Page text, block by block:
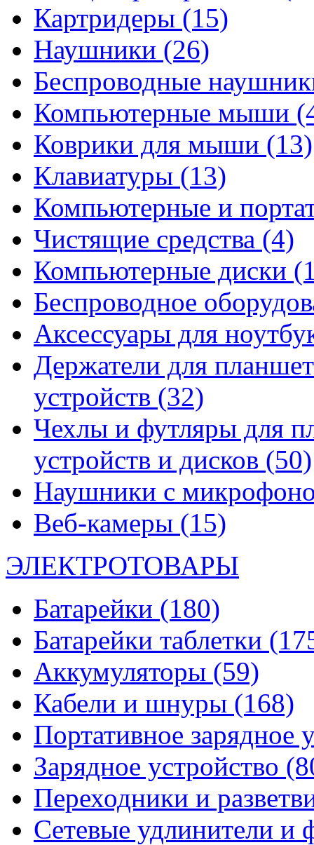
Картридеры (15)
Наушники (26)
Беспроводные
Компьютерные мыши
Коврики для мыши (13)
Клавиатуры (13)
Компьютерные и
Чистящие средства (4)
Компьютерные диски
Беспроводное
Аксессуары для
Держатели для
устройств (32)
Чехлы и футляры для
устройств и дисков (50)
Наушники с
Веб-камеры (15)
ЭЛЕКТРОТОВАРЫ
Батарейки (180)
Батарейки таблетки
Аккумуляторы (59)
Кабели и шнуры (168)
Портативное зарядное
Зарядное устройство
Переходники и
Сетевые удлинители и